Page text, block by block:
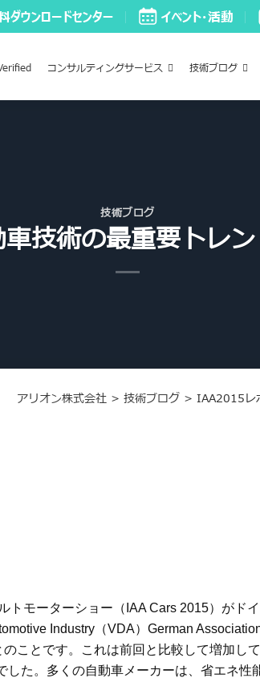
コンサルティングサービス 技術ブログ
技術ブログ
技術の最重要トレ
アリオン株式会社> 技術ブログ> IAA2015レ
トモーターショー（ IAA Cars 2015）がド
Industry （VDA）German
ことです。これは前回と比較して増加し
た。多くの自動車メーカーは、省エネ性